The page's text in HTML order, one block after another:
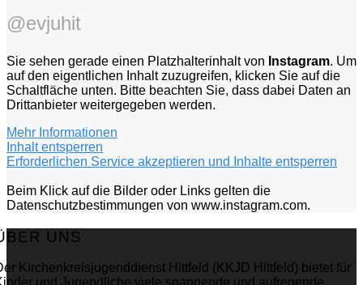
@evjuhit
Sie sehen gerade einen Platzhalterinhalt von Instagram. Um
auf den eigentlichen Inhalt zuzugreifen, klicken Sie auf die
Schaltfläche unten. Bitte beachten Sie, dass dabei Daten an
Drittanbieter weitergegeben werden.
Mehr Informationen
Inhalt entsperren
Erforderlichen Service akzeptieren und Inhalte entsperren
Beim Klick auf die Bilder oder Links gelten die
Datenschutzbestimmungen von www.instagram.com.
UNS
Kirchenkreisjugenddienst Hittfeld (KKJD Hittfeld) bietet für